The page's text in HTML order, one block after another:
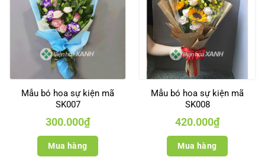
Mẫu bó hoa sự kiện mã
SK007
300.000₫
Mua hàng
Mẫu bó hoa sự kiện mã
SK008
420.000₫
Mua hàng